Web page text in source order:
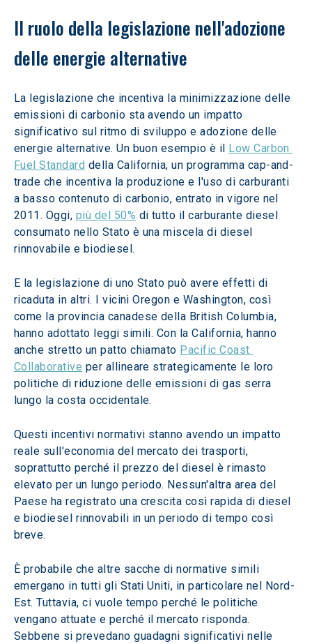
Il ruolo della legislazione nell'adozione
delle energie alternative
La legislazione che incentiva la minimizzazione delle
emissioni di carbonio sta avendo un impatto
significativo sul ritmo di sviluppo e adozione delle
energie alternative. Un buon esempio è il Low Carbon
Fuel Standard della California, un programma cap-and-
trade che incentiva la produzione e l'uso di carburanti
a basso contenuto di carbonio, entrato in vigore nel
2011. Oggi, più del 50% di tutto il carburante diesel
consumato nello Stato è una miscela di diesel
rinnovabile e biodiesel.
E la legislazione di uno Stato può avere effetti di
ricaduta in altri. I vicini Oregon e Washington, così
come la provincia canadese della British Columbia,
hanno adottato leggi simili. Con la California, hanno
anche stretto un patto chiamato Pacific Coast
Collaborative per allineare strategicamente le loro
politiche di riduzione delle emissioni di gas serra
lungo la costa occidentale.
Questi incentivi normativi stanno avendo un impatto
reale sull'economia del mercato dei trasporti,
soprattutto perché il prezzo del diesel è rimasto
elevato per un lungo periodo. Nessun'altra area del
Paese ha registrato una crescita così rapida di diesel
e biodiesel rinnovabili in un periodo di tempo così
breve.
È probabile che altre sacche di normative simili
emergano in tutti gli Stati Uniti, in particolare nel Nord-
Est. Tuttavia, ci vuole tempo perché le politiche
vengano attuate e perché il mercato risponda.
Sebbene si prevedano guadagni significativi nelle